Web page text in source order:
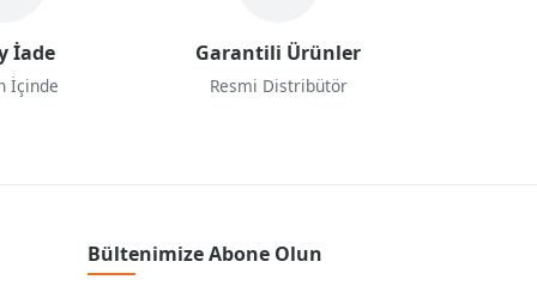
İade
İçinde
Garantili Ürünler
Resmi Distribütör
Bültenimize Abone Olun